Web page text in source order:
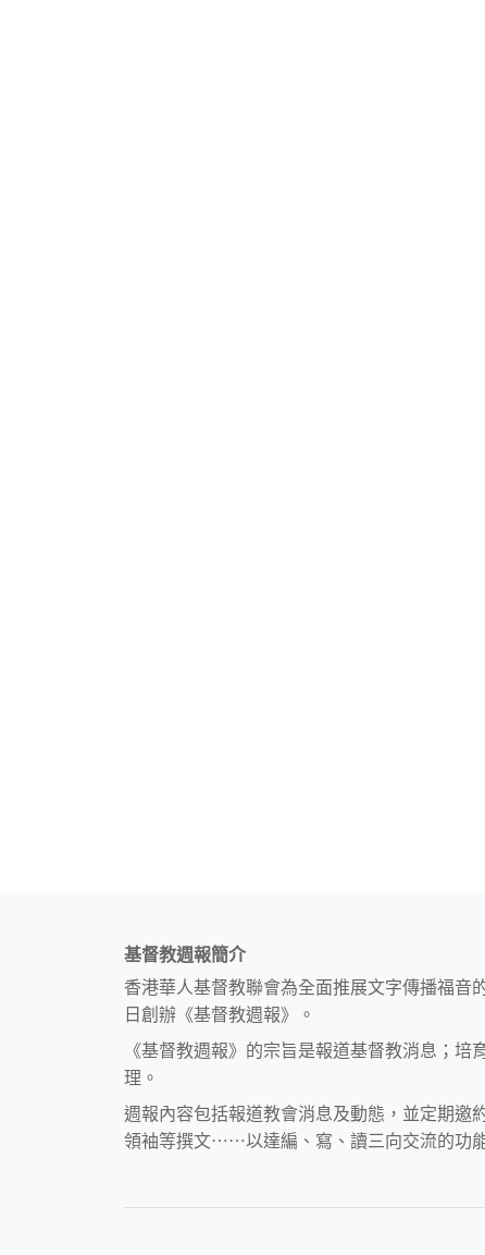
基督教週報簡介
香港華人基督教聯會為全面推展文字傳播福音
日創辦《基督教週報》。
《基督教週報》的宗旨是報道基督教消息；培
理。
週報內容包括報道教會消息及動態，並定期邀
領袖等撰文⋯⋯以達編、寫、讀三向交流的功